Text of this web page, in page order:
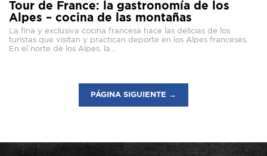
Tour de France: la gastronomía de los
Alpes – cocina de las montañas
La fina y exclusiva cocina francesa hace las delicias de los
turistas que visitan y practican deporte en los Alpes franceses.
En el norte de los Alpes, la...
PÁGINA SIGUIENTE →